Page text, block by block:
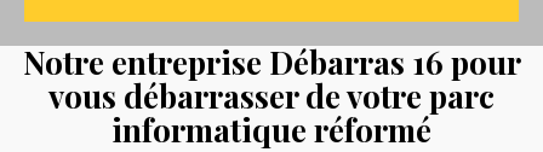
Notre entreprise Débarras 16 pour
vous débarrasser de votre parc
informatique réformé